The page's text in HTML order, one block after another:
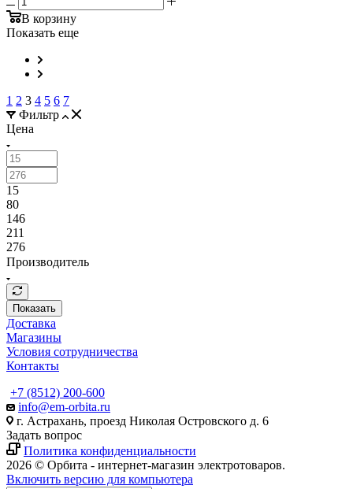
В корзину
Показать еще
1 2 3 4 5 6 7
Фильтр
Цена
15
80
146
211
276
Производитель
Показать
Доставка
Магазины
Условия сотрудничества
Контакты
+7 (8512) 200-600
info@em-orbita.ru
г. Астрахань, проезд Николая Островского д. 6
Задать вопрос
Политика конфиденциальности
2026 © Орбита - интернет-магазин электротоваров.
Включить версию для компьютера